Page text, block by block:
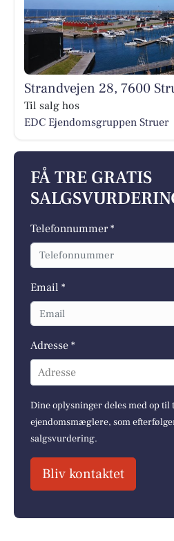
Strandvejen 28, 7600
Til salg hos
EDC Ejen­doms­grup­pen Struer
FÅ TRE GRATIS
Telefonnummer *
Email *
Adresse *
Adresse
Dine oplysninger deles med op til
ejendomsmæglere, som
salgsvurdering.
Bliv kontaktet